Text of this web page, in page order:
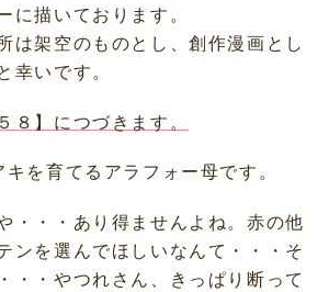
に描いております。
は架空のものとし、創作漫画とし
幸いです。
８】につづきます。
を育てるアラフォー母です。
・・・あり得ませんよね。赤の他
ンを選んでほしいなんて・・・そ
・・やつれさん、きっぱり断って